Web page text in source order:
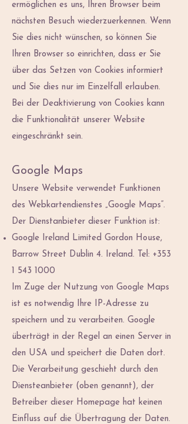
ermöglichen es uns, Ihren Browser beim
nächsten Besuch wiederzuerkennen. Wenn
Sie dies nicht wünschen, so können Sie
Ihren Browser so einrichten, dass er Sie
über das Setzen von Cookies informiert
und Sie dies nur im Einzelfall erlauben.
Bei der Deaktivierung von Cookies kann
die Funktionalität unserer Website
eingeschränkt sein.
Google Maps
Unsere Website verwendet Funktionen
des Webkartendienstes „Google Maps“.
Der Dienstanbieter dieser Funktion ist:
Google Ireland Limited Gordon House,
Barrow Street Dublin 4. Ireland. Tel: +353
1 543 1000
Im Zuge der Nutzung von Google Maps
ist es notwendig Ihre IP-Adresse zu
speichern und zu verarbeiten. Google
überträgt in der Regel an einen Server in
den USA und speichert die Daten dort.
Die Verarbeitung geschieht durch den
Diensteanbieter (oben genannt), der
Betreiber dieser Homepage hat keinen
Einfluss auf die Übertragung der Daten.